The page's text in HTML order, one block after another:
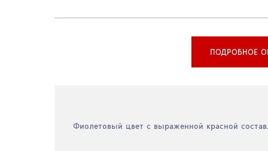
ПОДРОБНОЕ
Фиолетовый цвет с выраженной красной